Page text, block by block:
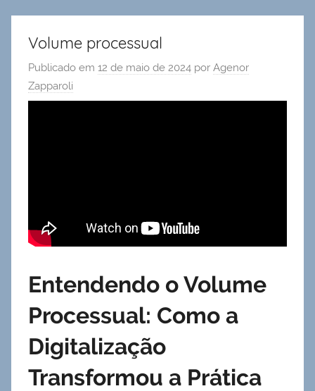
Volume processual
Publicado em 12 de maio de 2024 por Agenor
Zapparoli
Entendendo o Volume
Processual: Como a
Digitalização
Transformou a Prática